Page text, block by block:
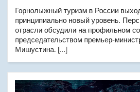
Горнолыжный туризм в России
принципиально новый уровень.
отрасли обсудили на профильном
председательством премьер-
Мишустина. [...]